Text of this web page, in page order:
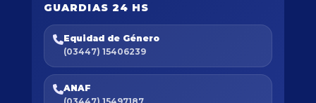
GUARDIAS 24 HS
Equidad de Género
(03447) 15406239
ANAF